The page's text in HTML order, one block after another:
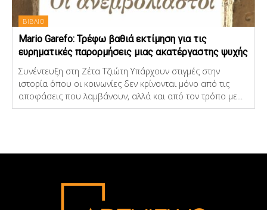
ΒΙΒΛΙΟ
Mario Garefo: Τρέφω βαθιά εκτίμηση για τις
ευρηματικές παρορμήσεις μιας ακατέργαστης ψυχής
Συνέντευξη στη Ζέτα Τζιώτη Υπάρχουν στιγμές στην
ιστορία όπου οι κοινωνίες δεν κρίνονται μόνο από τις
αποφάσεις που λαμβάνουν, αλλά και από τον τρόπο με...